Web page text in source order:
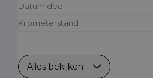
Datum deel 1
Kilometerstand
Alles bekijken